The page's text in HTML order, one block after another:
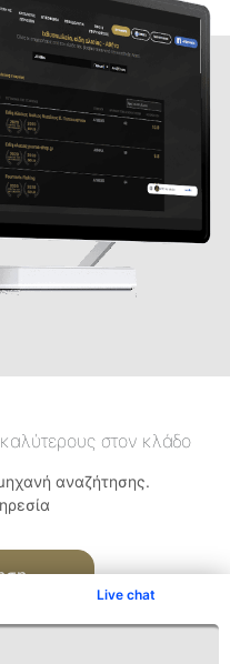
Live chat
στον κλάδο
αναζήτησης.